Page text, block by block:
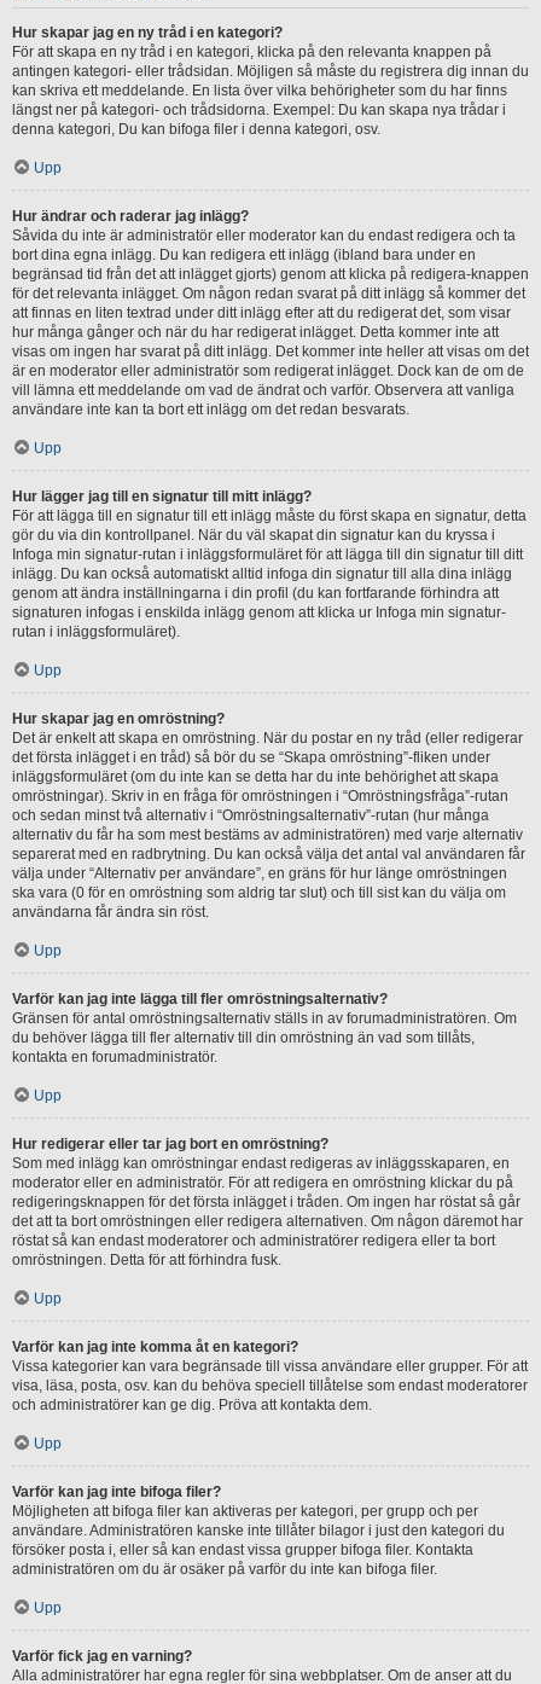
Hur skapar jag en ny tråd i en kategori?
För att skapa en ny tråd i en kategori, klicka på den relevanta knappen på
antingen kategori- eller trådsidan. Möjligen så måste du registrera dig innan du
kan skriva ett meddelande. En lista över vilka behörigheter som du har finns
längst ner på kategori- och trådsidorna. Exempel: Du kan skapa nya trådar i
denna kategori, Du kan bifoga filer i denna kategori, osv.
Upp
Hur ändrar och raderar jag inlägg?
Såvida du inte är administratör eller moderator kan du endast redigera och ta
bort dina egna inlägg. Du kan redigera ett inlägg (ibland bara under en
begränsad tid från det att inlägget gjorts) genom att klicka på redigera-knappen
för det relevanta inlägget. Om någon redan svarat på ditt inlägg så kommer det
att finnas en liten textrad under ditt inlägg efter att du redigerat det, som visar
hur många gånger och när du har redigerat inlägget. Detta kommer inte att
visas om ingen har svarat på ditt inlägg. Det kommer inte heller att visas om det
är en moderator eller administratör som redigerat inlägget. Dock kan de om de
vill lämna ett meddelande om vad de ändrat och varför. Observera att vanliga
användare inte kan ta bort ett inlägg om det redan besvarats.
Upp
Hur lägger jag till en signatur till mitt inlägg?
För att lägga till en signatur till ett inlägg måste du först skapa en signatur, detta
gör du via din kontrollpanel. När du väl skapat din signatur kan du kryssa i
Infoga min signatur-rutan i inläggsformuläret för att lägga till din signatur till ditt
inlägg. Du kan också automatiskt alltid infoga din signatur till alla dina inlägg
genom att ändra inställningarna i din profil (du kan fortfarande förhindra att
signaturen infogas i enskilda inlägg genom att klicka ur Infoga min signatur-
rutan i inläggsformuläret).
Upp
Hur skapar jag en omröstning?
Det är enkelt att skapa en omröstning. När du postar en ny tråd (eller redigerar
det första inlägget i en tråd) så bör du se “Skapa omröstning”-fliken under
inläggsformuläret (om du inte kan se detta har du inte behörighet att skapa
omröstningar). Skriv in en fråga för omröstningen i “Omröstningsfråga”-rutan
och sedan minst två alternativ i “Omröstningsalternativ”-rutan (hur många
alternativ du får ha som mest bestäms av administratören) med varje alternativ
separerat med en radbrytning. Du kan också välja det antal val användaren får
välja under “Alternativ per användare”, en gräns för hur länge omröstningen
ska vara (0 för en omröstning som aldrig tar slut) och till sist kan du välja om
användarna får ändra sin röst.
Upp
Varför kan jag inte lägga till fler omröstningsalternativ?
Gränsen för antal omröstningsalternativ ställs in av forumadministratören. Om
du behöver lägga till fler alternativ till din omröstning än vad som tillåts,
kontakta en forumadministratör.
Upp
Hur redigerar eller tar jag bort en omröstning?
Som med inlägg kan omröstningar endast redigeras av inläggsskaparen, en
moderator eller en administratör. För att redigera en omröstning klickar du på
redigeringsknappen för det första inlägget i tråden. Om ingen har röstat så går
det att ta bort omröstningen eller redigera alternativen. Om någon däremot har
röstat så kan endast moderatorer och administratörer redigera eller ta bort
omröstningen. Detta för att förhindra fusk.
Upp
Varför kan jag inte komma åt en kategori?
Vissa kategorier kan vara begränsade till vissa användare eller grupper. För att
visa, läsa, posta, osv. kan du behöva speciell tillåtelse som endast moderatorer
och administratörer kan ge dig. Pröva att kontakta dem.
Upp
Varför kan jag inte bifoga filer?
Möjligheten att bifoga filer kan aktiveras per kategori, per grupp och per
användare. Administratören kanske inte tillåter bilagor i just den kategori du
försöker posta i, eller så kan endast vissa grupper bifoga filer. Kontakta
administratören om du är osäker på varför du inte kan bifoga filer.
Upp
Varför fick jag en varning?
Alla administratörer har egna regler för sina webbplatser. Om de anser att du